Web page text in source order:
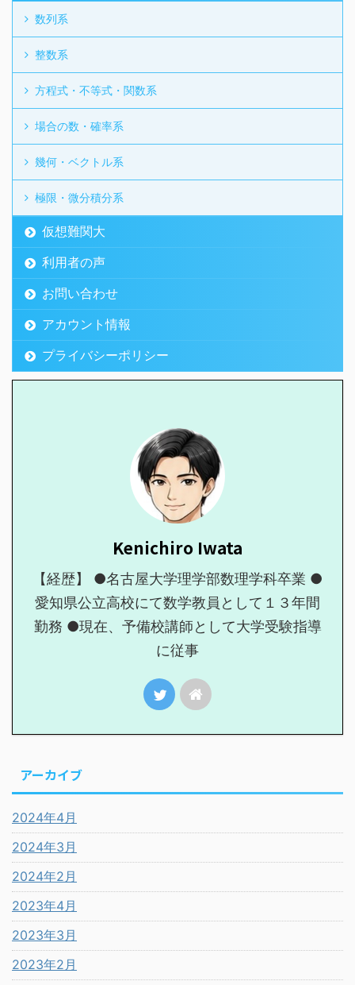
数列系
整数系
方程式・不等式・関数系
場合の数・確率系
幾何・ベクトル系
極限・微分積分系
仮想難関大
利用者の声
お問い合わせ
アカウント情報
プライバシーポリシー
Kenichiro Iwata
【経歴】 ●名古屋大学理学部数理学科卒業 ●
愛知県公立高校にて数学教員として１３年間
勤務 ●現在、予備校講師として大学受験指導
に従事
アーカイブ
2024年4月
2024年3月
2024年2月
2023年4月
2023年3月
2023年2月